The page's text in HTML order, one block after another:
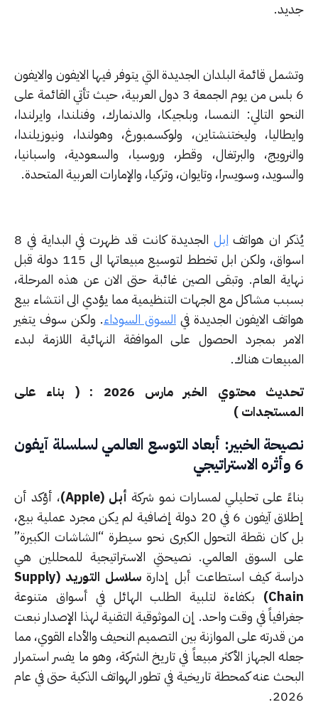
قائمة البلدان الجديدة التي يتوفر فيها الايفون والايفون
6 بلس من يوم الجمعة 3 دول العربية، حيث تأتي القائمة على
التالي: النمسا، وبلجيكا، والدنمارك، وفنلندا، وايرلندا،
وليختنشتاين، ولوكسمبورغ، وهولندا، ونيوزيلندا،
والبرتغال، وقطر، وروسيا، والسعودية، واسبانيا،
وسويسرا، وتايوان، وتركيا، والإمارات العربية المتحدة.
ان هواتفابل
الجديدة كانت قد ظهرت في البداية في 8
اسواق، ولكن ابل تخطط لتوسيع مبيعاتها الى 115 دولة قبل
العام. وتبقى الصين غائبة حتى الان عن هذه المرحلة،
مشاكل مع الجهات التنظيمية مما يؤدي الى انتشاء بيع
الايفون الجديدة فيالسوق السوداء. ولكن سوف يتغير
بمجرد الحصول على الموافقة النهائية اللازمة لبدء
هناك.
تحديث محتوي الخبر مارس 2026 : ( بناء على
)
الخبير: أبعاد التوسع العالمي لسلسلة آيفون
على تحليلي لمسارات نمو شركةأبل (Apple)
، أؤكد أن
إطلاق آيفون 6 في 20 دولة إضافية لم يكن مجرد عملية بيع،
كان نقطة التحول الكبرى نحو سيطرة “الشاشات الكبيرة”
السوق العالمي. نصيحتي الاستراتيجية للمحللين هي
كيف استطاعت أبل إدارة
سلاسل التوريد (Supply
بكفاءة لتلبية الطلب الهائل في أسواق متنوعة
في وقت واحد. إن الموثوقية التقنية لهذا الإصدار نبعت
على الموازنة بين التصميم النحيف والأداء القوي، مما
الجهاز الأكثر مبيعاً في تاريخ الشركة، وهو ما يفسر استمرار
عنه كمحطة تاريخية في تطور الهواتف الذكية حتى في عام